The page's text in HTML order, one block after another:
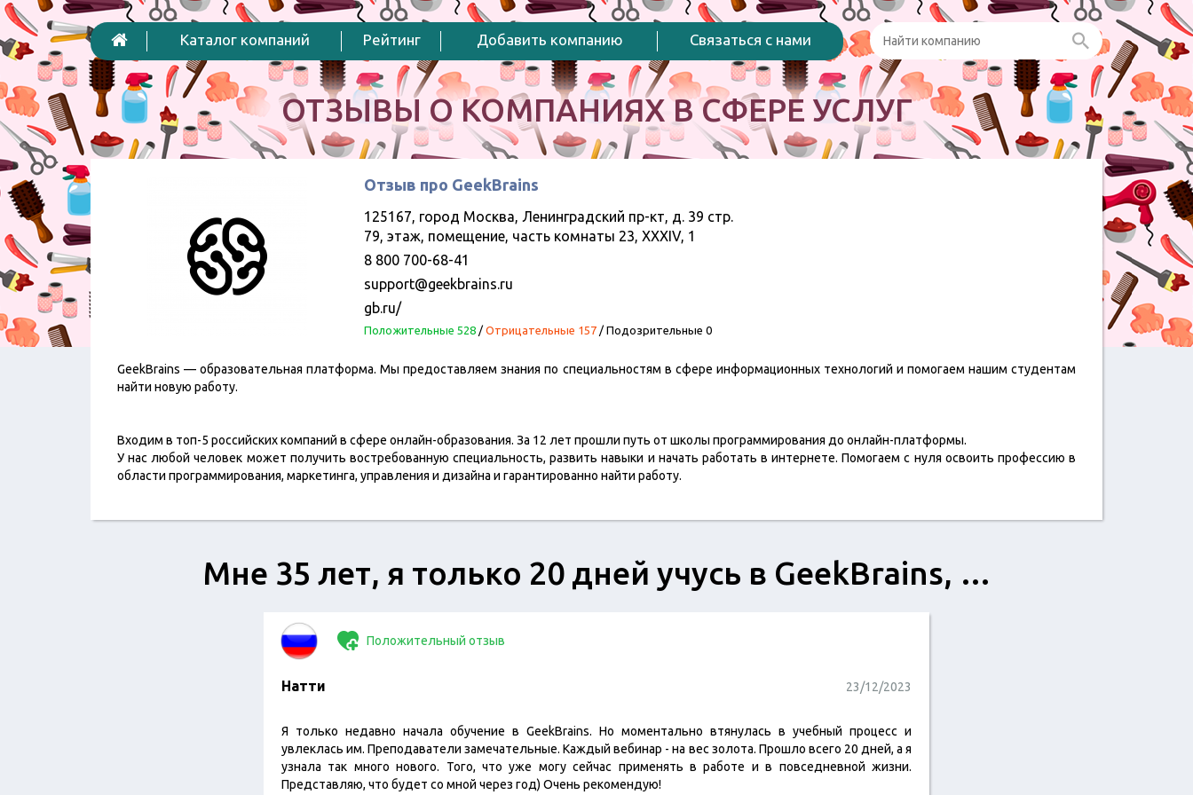
Каталог компаний Рейтинг Добавить компанию Связаться с нами
ОТЗЫВЫ О КОМПАНИЯХ В СФЕРЕ УСЛУГ
Отзыв про GeekBrains
125167, город Москва, Ленинградский пр-кт, д. 39 стр.
79, этаж, помещение, часть комнаты 23, XXXIV, 1
8 800 700-68-41
support@geekbrains.ru
gb.ru/
Положительные 528/ Отрицательные 157/ Подозрительные 0
GeekBrains — образовательная платформа. Мы предоставляем знания по специальностям в сфере информационных технологий и помогаем нашим студентам
найти новую работу.
Входим в топ-5 российских компаний в сфере онлайн-образования. За 12 лет прошли путь от школы программирования до онлайн-платформы.
У нас любой человек может получить востребованную специальность, развить навыки и начать работать в интернете. Помогаем с нуля освоить профессию в
области программирования, маркетинга, управления и дизайна и гарантированно найти работу.
Мне 35 лет, я только 20 дней учусь в GeekBrains, …
Положительный отзыв
Натти 23/12/2023
Я только недавно начала обучение в GeekBrains. Но моментально втянулась в учебный процесс и
увлеклась им. Преподаватели замечательные. Каждый вебинар - на вес золота. Прошло всего 20 дней, а я
узнала так много нового. Того, что уже могу сейчас применять в работе и в повседневной жизни.
Представляю, что будет со мной через год) Очень рекомендую!